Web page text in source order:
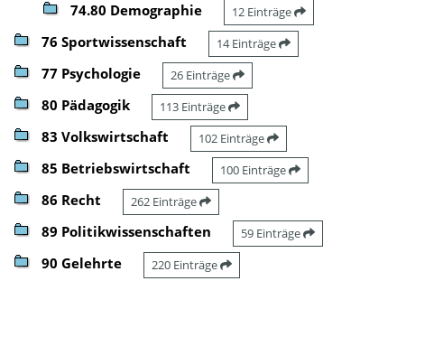
74.80 Demographie 12 Einträge
76 Sportwissenschaft 14 Einträge
77 Psychologie 26 Einträge
80 Pädagogik 113 Einträge
83 Volkswirtschaft 102 Einträge
85 Betriebswirtschaft 100 Einträge
86 Recht 262 Einträge
89 Politikwissenschaften 59 Einträge
90 Gelehrte 220 Einträge